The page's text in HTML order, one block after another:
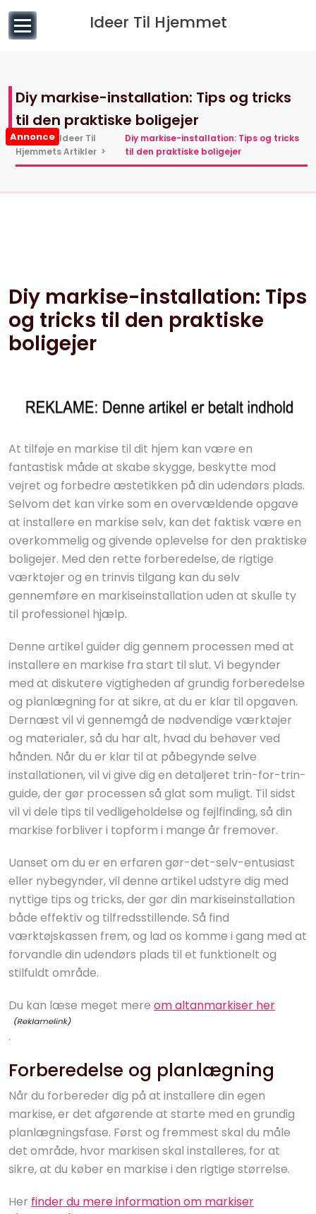
indhold
Ideer Til Hjemmet
Annonce
Diy markise-installation: Tips og tricks
til den praktiske boligejer
Hjem> Ideer Til
Hjemmets Artikler >
Diy markise-installation: Tips og tricks
til den praktiske boligejer
Diy markise-installation: Tips
og tricks til den praktiske
boligejer
At tilføje en markise til dit hjem kan være en
fantastisk måde at skabe skygge, beskytte mod
vejret og forbedre æstetikken på din udendørs plads.
Selvom det kan virke som en overvældende opgave
at installere en markise selv, kan det faktisk være en
overkommelig og givende oplevelse for den praktiske
boligejer. Med den rette forberedelse, de rigtige
værktøjer og en trinvis tilgang kan du selv
gennemføre en markiseinstallation uden at skulle ty
til professionel hjælp.
Denne artikel guider dig gennem processen med at
installere en markise fra start til slut. Vi begynder
med at diskutere vigtigheden af grundig forberedelse
og planlægning for at sikre, at du er klar til opgaven.
Dernæst vil vi gennemgå de nødvendige værktøjer
og materialer, så du har alt, hvad du behøver ved
hånden. Når du er klar til at påbegynde selve
installationen, vil vi give dig en detaljeret trin-for-trin-
guide, der gør processen så glat som muligt. Til sidst
vil vi dele tips til vedligeholdelse og fejlfinding, så din
markise forbliver i topform i mange år fremover.
Uanset om du er en erfaren gør-det-selv-entusiast
eller nybegynder, vil denne artikel udstyre dig med
nyttige tips og tricks, der gør din markiseinstallation
både effektiv og tilfredsstillende. Så find
værktøjskassen frem, og lad os komme i gang med at
forvandle din udendørs plads til et funktionelt og
stilfuldt område.
Du kan læse meget mere om altanmarkiser her
.
Forberedelse og planlægning
Når du forbereder dig på at installere din egen
markise, er det afgørende at starte med en grundig
planlægningsfase. Først og fremmest skal du måle
det område, hvor markisen skal installeres, for at
sikre, at du køber en markise i den rigtige størrelse.
Her finder du mere information om markiser